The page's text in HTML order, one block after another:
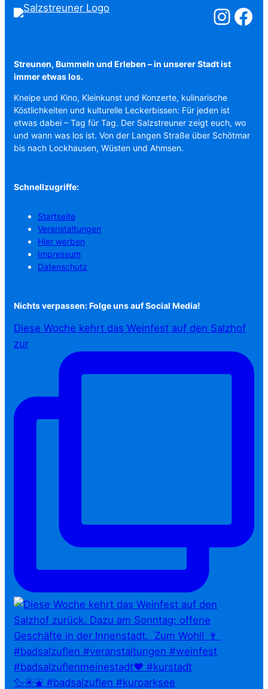
Salzstreuner
Streunen, Bummeln und Erleben – in unserer Stadt ist
immer etwas los.
Kneipe und Kino, Kleinkunst und Konzerte, kulinarische
Köstlichkeiten und kulturelle Leckerbissen: Für jeden ist
etwas dabei – Tag für Tag. Der Salzstreuner zeigt euch, wo
und wann was los ist. Von der Langen Straße über Schötmar
bis nach Lockhausen, Wüsten und Ahmsen.
Schnellzugriffe:
Startseite
Veranstaltungen
Hier werben
Impressum
Datenschutz
Nichts verpassen: Folge uns auf Social Media!
Diese Woche kehrt das Weinfest auf den Salzhof
zur
🦆☀️⛲ #badsalzuflen #kurparksee